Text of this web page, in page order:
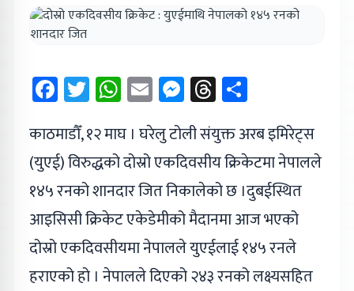
Facebook
Twitter
WhatsApp
EmailMessenger
Threads
काठमाडौँ, १२ माघ । घरेलु टोली संयुक्त अरब इमिरेट्स
(युएई) विरुद्धको दोस्रो एकदिवसीय क्रिकेटमा नेपालले
१४५ रनको शानदार जित निकालेको छ ।दुबईस्थित
आइसिसी क्रिकेट एकेडेमीको मैदानमा आज भएको
दोस्रो एकदिवसीयमा नेपालले युएईलाई १४५ रनले
हराएको हो । नेपालले दिएको २४३ रनको लक्ष्यसहित